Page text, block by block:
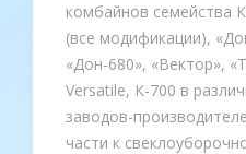
комбайнов семейства
(все модификации),
«Дон-680», «Вектор»,
Versatile, К-700 в
заводов-
части к